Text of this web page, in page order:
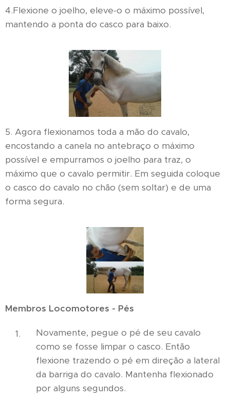
4.Flexione o joelho, eleve-o o máximo possível,
mantendo a ponta do casco para baixo.
5. Agora flexionamos toda a mão do cavalo,
encostando a canela no antebraço o máximo
possível e empurramos o joelho para traz, o
máximo que o cavalo permitir. Em seguida coloque
o casco do cavalo no chão (sem soltar) e de uma
forma segura.
Membros Locomotores - Pés
Novamente, pegue o pé de seu cavalo
como se fosse limpar o casco. Então
flexione trazendo o pé em direção a lateral
da barriga do cavalo. Mantenha flexionado
por alguns segundos.